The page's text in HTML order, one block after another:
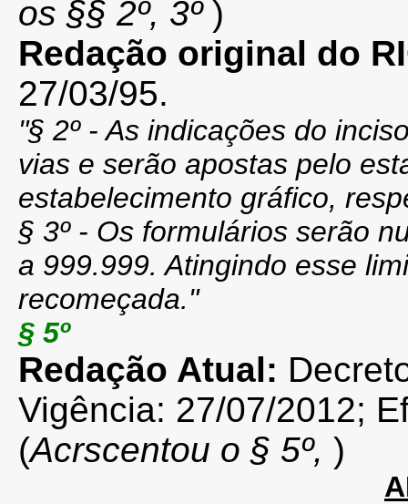
os §§ 2º, 3º )
Redação original do
27/03/95.
"§ 2º - As indicações do
vias e serão apostas pelo
estabelecimento gráfico,
§ 3º - Os formulários serão
a 999.999. Atingindo esse
recomeçada."
§ 5º
Redação Atual:
Vigência: 27/07/2012;
(Acrscentou o § 5º, )